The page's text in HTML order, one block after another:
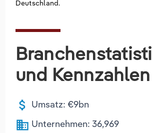
Deutschland.
und Kennzahlen
attach_money Umsatz: €9bn
business Unternehmen: 36,969